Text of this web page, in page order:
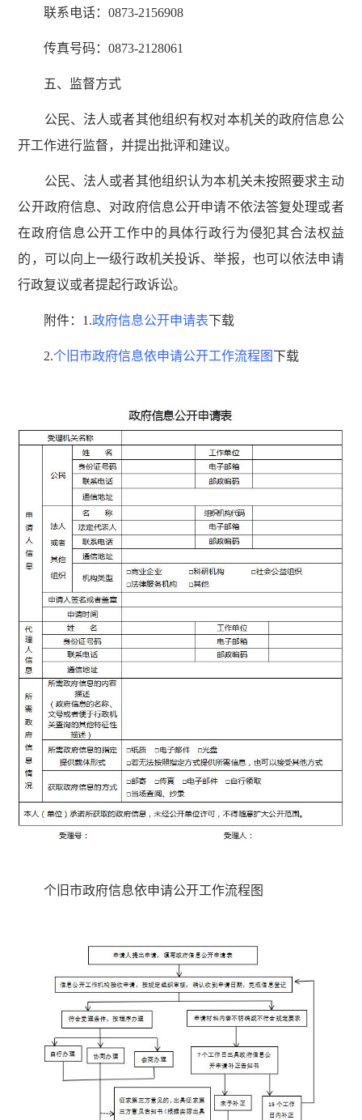
联系电话：0873-2156908
传真号码：0873-2128061
五、监督方式
公民、法人或者其他组织有权对本机关的政府信息公
开工作进行监督，并提出批评和建议。
公民、法人或者其他组织认为本机关未按照要求主动
公开政府信息、对政府信息公开申请不依法答复处理或者
在政府信息公开工作中的具体行政行为侵犯其合法权益
的，可以向上一级行政机关投诉、举报，也可以依法申请
行政复议或者提起行政诉讼。
附件：1.政府信息公开申请表下载
2.个旧市政府信息依申请公开工作流程图下载
个旧市政府信息依申请公开工作流程图